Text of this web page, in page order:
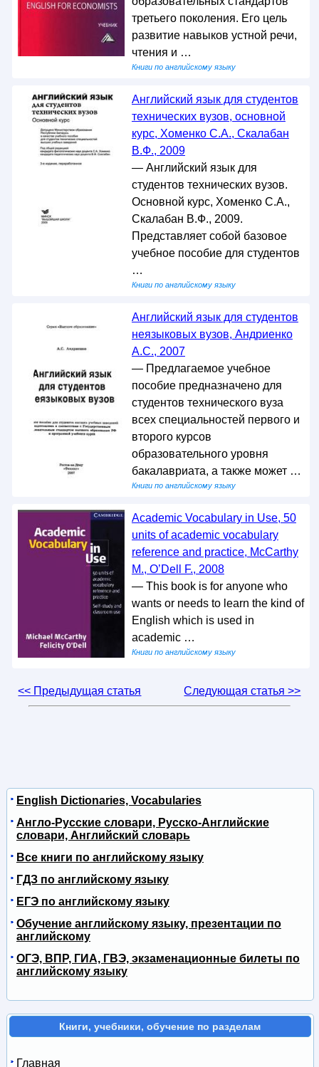
третьего поколения. Его цель
развитие навыков устной речи,
чтения и …
Книги по английскому языку
Английский язык для студентов
технических вузов, основной
курс, Хоменко С.А., Скалабан
В.Ф., 2009
— Английский язык для
студентов технических вузов.
Основной курс, Хоменко С.А.,
Скалабан В.Ф., 2009.
Представляет собой базовое
учебное пособие для студентов
…
Книги по английскому языку
Английский язык для студентов
неязыковых вузов, Андриенко
А.С., 2007
— Предлагаемое учебное
пособие предназначено для
студентов технического вуза
всех специальностей первого и
второго курсов
образовательного уровня
бакалавриата, а также может …
Книги по английскому языку
Academic Vocabulary in Use, 50
units of academic vocabulary
reference and practice, McCarthy
M., O’Dell F., 2008
— This book is for anyone who
wants or needs to learn the kind of
English which is used in
academic …
Книги по английскому языку
<< Предыдущая статья Следующая статья >>
English Dictionaries, Vocabularies
Англо-Русские словари, Русско-Английские
словари, Английский словарь
Все книги по английскому языку
ГДЗ по английскому языку
ЕГЭ по английскому языку
Обучение английскому языку, презентации по
английскому
ОГЭ, ВПР, ГИА, ГВЭ, экзаменационные билеты по
английскому языку
Книги, учебники, обучение по разделам
Главная